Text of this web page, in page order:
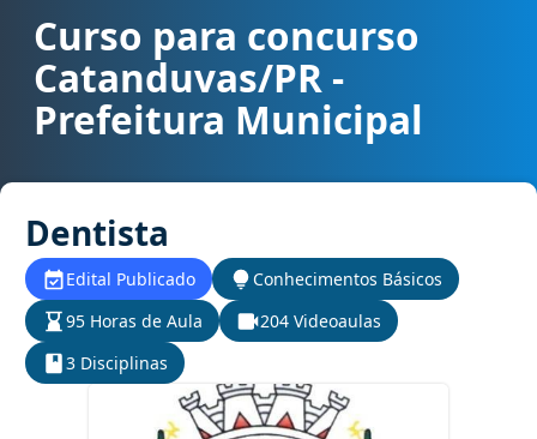
Curso para concurso Catanduvas/PR - Prefeitura Municipal cargo
Curso para concurso
Catanduvas/PR -
Prefeitura Municipal
Dentista
Edital Publicado
Conhecimentos Básicos
95 Horas de Aula
204 Videoaulas
3 Disciplinas